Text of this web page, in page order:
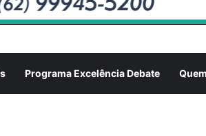
Programa Excelência Debate